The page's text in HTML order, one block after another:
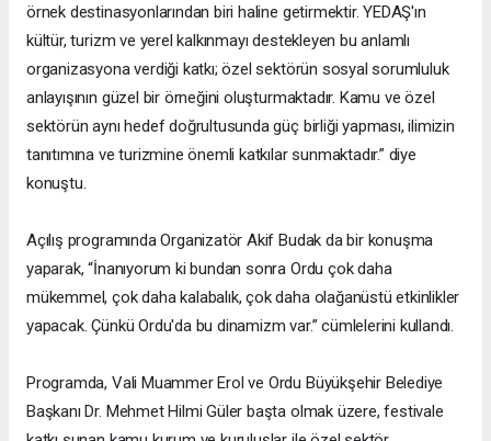
örnek destinasyonlarından biri haline getirmektir. YEDAŞ'ın
kültür, turizm ve yerel kalkınmayı destekleyen bu anlamlı
organizasyona verdiği katkı; özel sektörün sosyal sorumluluk
anlayışının güzel bir örneğini oluşturmaktadır. Kamu ve özel
sektörün aynı hedef doğrultusunda güç birliği yapması, ilimizin
tanıtımına ve turizmine önemli katkılar sunmaktadır.” diye
konuştu.
Açılış programında Organizatör Akif Budak da bir konuşma
yaparak, “İnanıyorum ki bundan sonra Ordu çok daha
mükemmel, çok daha kalabalık, çok daha olağanüstü etkinlikler
yapacak. Çünkü Ordu'da bu dinamizm var.” cümlelerini kullandı.
Programda, Vali Muammer Erol ve Ordu Büyükşehir Belediye
Başkanı Dr. Mehmet Hilmi Güler başta olmak üzere, festivale